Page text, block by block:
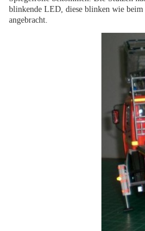
blinkende LED, diese blinken wie
angebracht.